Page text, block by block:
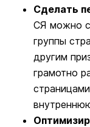
Сделать
СЯ можно
группы
другим
грамотно